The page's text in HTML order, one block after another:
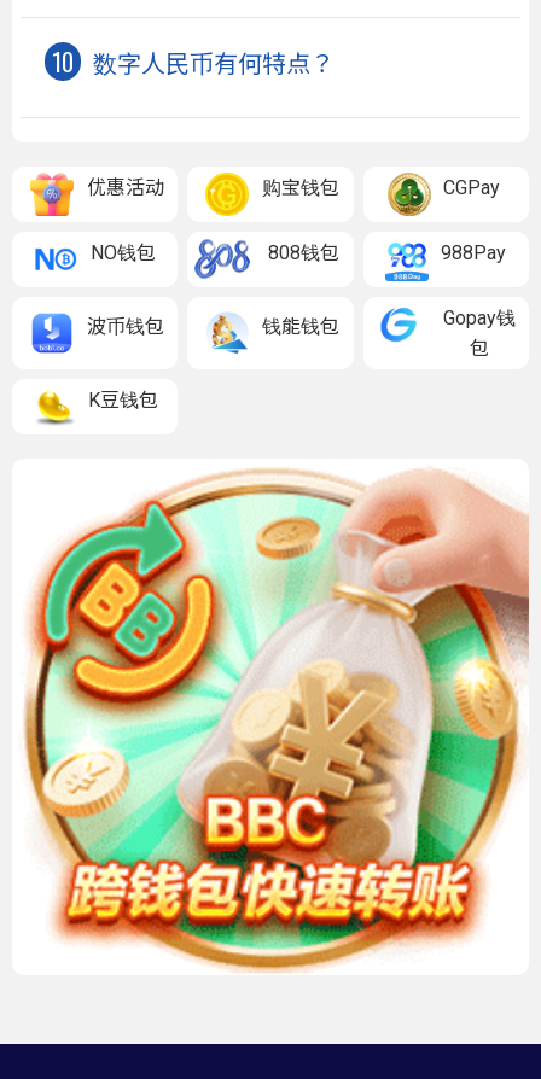
数字人民币有何特点？
优惠活动 购宝钱包 CGPay
NO钱包 808钱包 988Pay
波币钱包 钱能钱包
Gopay钱
包
K豆钱包